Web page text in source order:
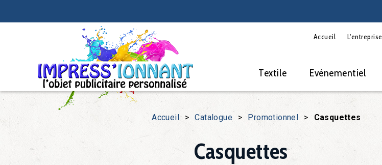
Accueil L'entreprise
Textile Evénementiel
Accueil > Catalogue > Promotionnel > Casquettes
Casquettes